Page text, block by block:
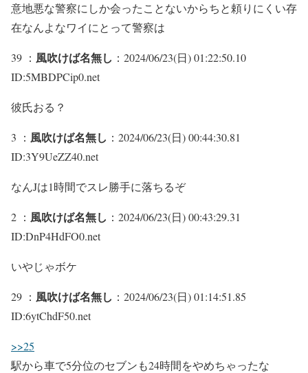
意地悪な警察にしか会ったことないからちと頼りにくい存
在なんよなワイにとって警察は
39 ： 風吹けば名無し ：2024/06/23(日) 01:22:50.10
ID:5MBDPCip0.net
彼氏おる？
3 ： 風吹けば名無し ：2024/06/23(日) 00:44:30.81
ID:3Y9UeZZ40.net
なんJは1時間でスレ勝手に落ちるぞ
2 ： 風吹けば名無し ：2024/06/23(日) 00:43:29.31
ID:DnP4HdFO0.net
いやじゃボケ
29 ： 風吹けば名無し ：2024/06/23(日) 01:14:51.85
ID:6ytChdF50.net
>>25
駅から車で5分位のセブンも24時間をやめちゃったな